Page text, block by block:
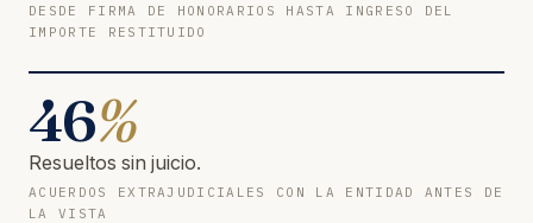
DESDE FIRMA DE HONORARIOS HASTA INGRESO DEL
IMPORTE RESTITUIDO
46%
Resueltos sin juicio.
ACUERDOS EXTRAJUDICIALES CON LA ENTIDAD ANTES DE
LA VISTA